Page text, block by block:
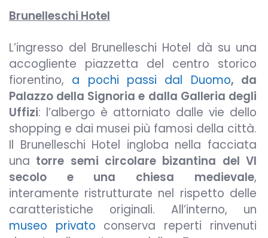
Brunelleschi Hotel
L’ingresso del Brunelleschi Hotel dà su una
accogliente piazzetta del centro storico
fiorentino, a pochi passi dal Duomo, da
Palazzo della Signoria e dalla Galleria degli
Uffizi: l’albergo è attorniato dalle vie dello
shopping e dai musei più famosi della città.
Il Brunelleschi Hotel ingloba nella facciata
una torre semi circolare bizantina del VI
secolo e una chiesa medievale,
interamente ristrutturate nel rispetto delle
caratteristiche originali. All’interno, un
museo privato conserva reperti rinvenuti